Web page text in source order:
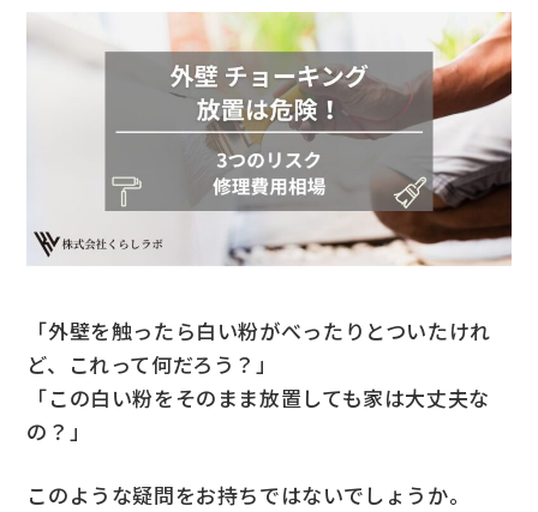
「外壁を触ったら白い粉がべったりとついたけれ
ど、これって何だろう？」
「この白い粉をそのまま放置しても家は大丈夫な
の？」
このような疑問をお持ちではないでしょうか。